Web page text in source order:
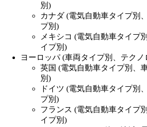
別)
カナダ (電気自動車タイプ別
プ別)
メキシコ (電気自動車タイプ
イプ別)
ヨーロッパ (車両タイプ別、テク
英国 (電気自動車タイプ別、
別)
ドイツ (電気自動車タイプ別
プ別)
フランス (電気自動車タイプ
イプ別)